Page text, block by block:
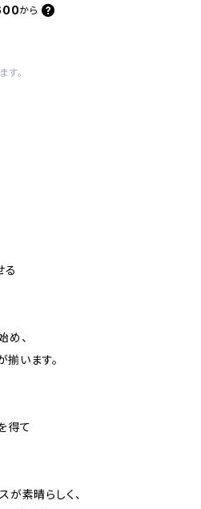
から
。
る
め、
揃います。
得て
素晴らしく、